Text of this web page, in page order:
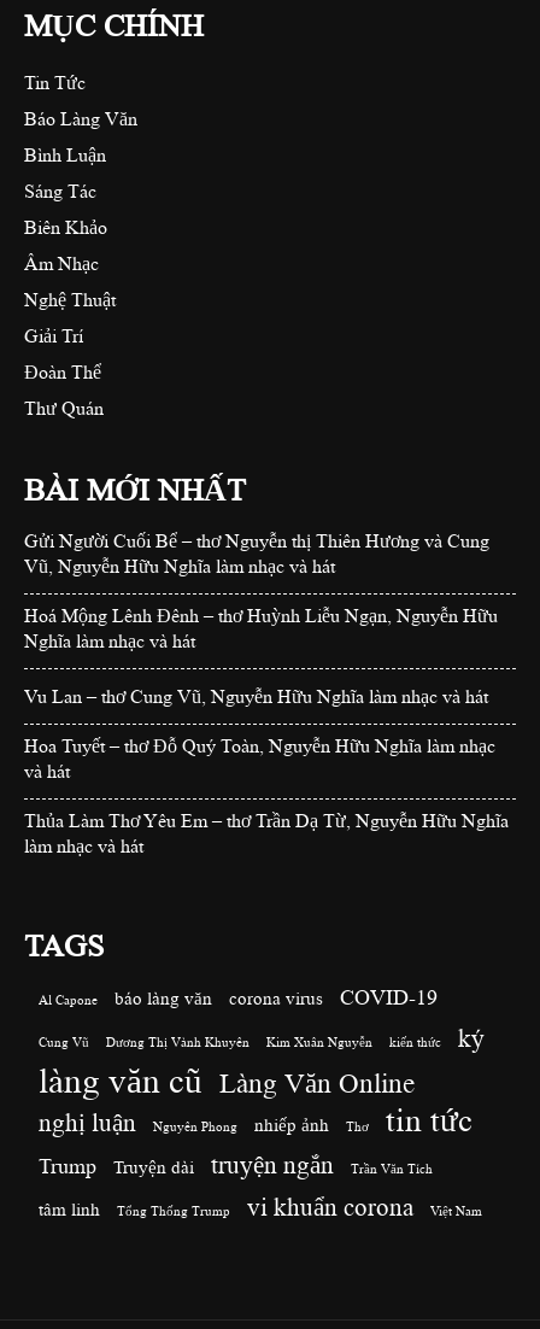
MỤC CHÍNH
Tin Tức
Báo Làng Văn
Bình Luận
Sáng Tác
Biên Khảo
Âm Nhạc
Nghệ Thuật
Giải Trí
Đoàn Thể
Thư Quán
BÀI MỚI NHẤT
Gửi Người Cuối Bể – thơ Nguyễn thị Thiên Hương và Cung
Vũ, Nguyễn Hữu Nghĩa làm nhạc và hát
Hoá Mộng Lênh Đênh – thơ Huỳnh Liễu Ngạn, Nguyễn Hữu
Nghĩa làm nhạc và hát
Vu Lan – thơ Cung Vũ, Nguyễn Hữu Nghĩa làm nhạc và hát
Hoa Tuyết – thơ Đỗ Quý Toàn, Nguyễn Hữu Nghĩa làm nhạc
và hát
Thủa Làm Thơ Yêu Em – thơ Trần Dạ Từ, Nguyễn Hữu Nghĩa
làm nhạc và hát
TAGS
Al Capone báo làng văn corona virus COVID-19
Cung Vũ Dương Thị Vành Khuyên Kim Xuân Nguyễn kiến thức ký
làng văn cũ Làng Văn Online
nghị luận Nguyên Phong nhiếp ảnh Thơ tin tức
Trump Truyện dài truyện ngắn Trần Văn Tích
tâm linh Tổng Thống Trump vi khuẩn corona Việt Nam